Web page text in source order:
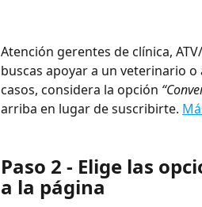
Atención gerentes de clínica,
buscas apoyar a un veterinario
casos, considera la opción
arriba en lugar de suscribirte.
Paso 2 - Elige las
a la página